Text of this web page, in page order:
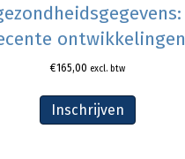
ontwikkelingen
€165,00 excl. btw
Inschrijven